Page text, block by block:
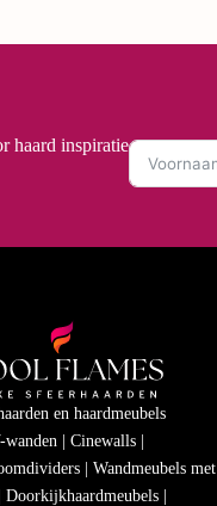
haard inspiratie
en haardmeubels
| Cinewalls |
| Wandmeubels met
Doorkijkhaardmeubels |